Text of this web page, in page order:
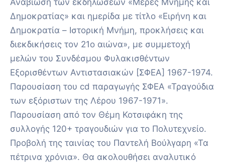
Αναβίωση των εκδηλώσεων «Μέρες Μνήμης και
Δημοκρατίας» και ημερίδα με τίτλο «Ειρήνη και
Δημοκρατία – Ιστορική Μνήμη, προκλήσεις και
διεκδικήσεις τον 21ο αιώνα», με συμμετοχή
μελών του Συνδέσμου Φυλακισθέντων
Εξορισθέντων Αντιστασιακών [ΣΦΕΑ] 1967-1974.
Παρουσίαση του cd παραγωγής ΣΦΕΑ «Τραγούδια
των εξόριστων της Λέρου 1967-1971».
Παρουσίαση από τον Θέμη Κοτσιφάκη της
συλλογής 120+ τραγουδιών για το Πολυτεχνείο.
Προβολή της ταινίας του Παντελή Βούλγαρη «Τα
πέτρινα χρόνια». Θα ακολουθήσει αναλυτικό